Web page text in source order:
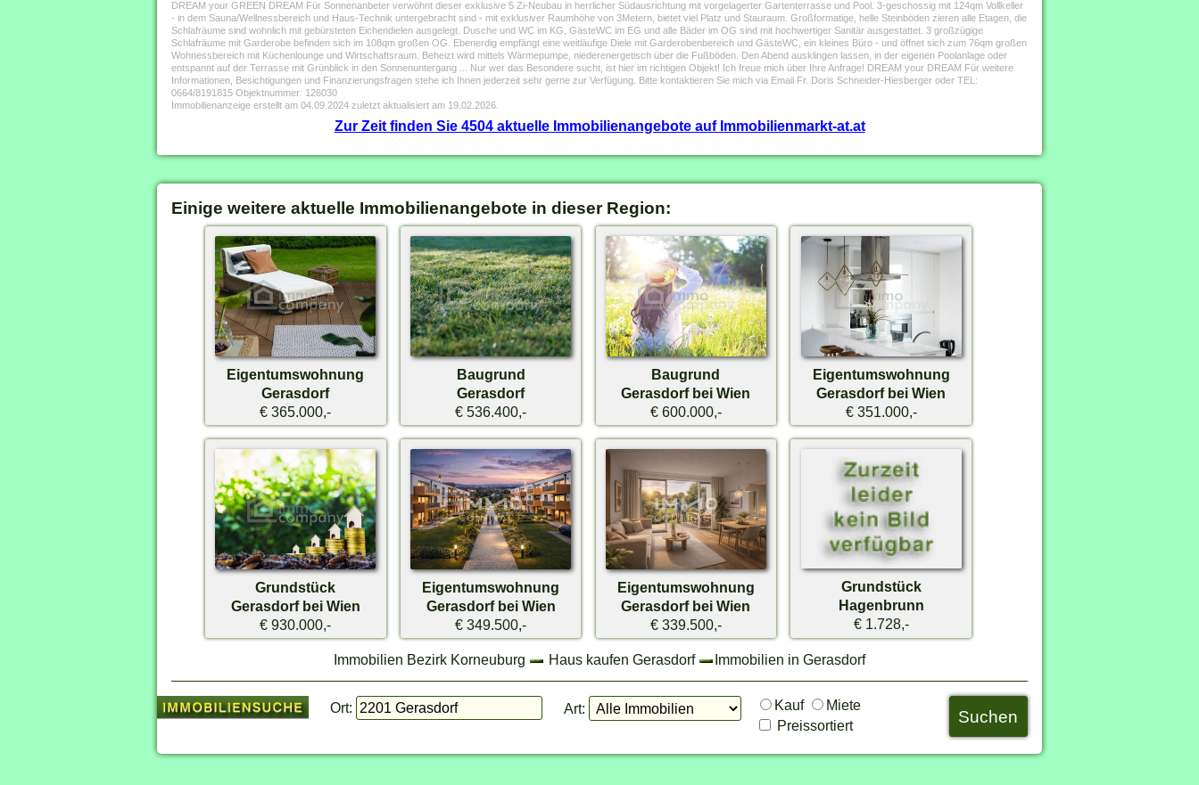
DREAM your GREEN DREAM Für Sonnenanbeter verwöhnt dieser exklusive 5 Zi-Neubau in herrlicher Südausrichtung mit vorgelagerter Gartenterrasse und Pool. 3-geschossig mit 124qm Vollkeller
- in dem Sauna/Wellnessbereich und Haus-Technik untergebracht sind - mit exklusiver Raumhöhe von 3Metern, bietet viel Platz und Stauraum. Großformatige, helle Steinböden zieren alle Etagen, die
Schlafräume sind wohnlich mit gebürsteten Eichendielen ausgelegt. Dusche und WC im KG, GästeWC im EG und alle Bäder im OG sind mit hochwertiger Sanitär ausgestattet. 3 großzügige
Schlafräume mit Garderobe befinden sich im 108qm großen OG. Ebenerdig empfängt eine weitläufige Diele mit Garderobenbereich und GästeWC, ein kleines Büro - und öffnet sich zum 76qm großen
Wohnessbereich mit Küchenlounge und Wirtschaftsraum. Beheizt wird mittels Wärmepumpe, niederenergetisch über die Fußböden. Den Abend ausklingen lassen, in der eigenen Poolanlage oder
entspannt auf der Terrasse mit Grünblick in den Sonnenuntergang ... Nur wer das Besondere sucht, ist hier im richtigen Objekt! Ich freue mich über Ihre Anfrage! DREAM your DREAM Für weitere
Informationen, Besichtigungen und Finanzierungsfragen stehe ich Ihnen jederzeit sehr gerne zur Verfügung. Bitte kontaktieren Sie mich via Email Fr. Doris Schneider-Hiesberger oder TEL:
0664/8191815 Objektnummer: 126030
Immobilienanzeige erstellt am 04.09.2024 zuletzt aktualisiert am 19.02.2026.
Zur Zeit finden Sie 4504 aktuelle Immobilienangebote auf Immobilienmarkt-at.at
Einige weitere aktuelle Immobilienangebote in dieser Region:
Eigentumswohnung
Gerasdorf
€ 365.000,-
Baugrund
Gerasdorf
€ 536.400,-
Baugrund
Gerasdorf bei Wien
€ 600.000,-
Eigentumswohnung
Gerasdorf bei Wien
€ 351.000,-
Grundstück
Gerasdorf bei Wien
€ 930.000,-
Eigentumswohnung
Gerasdorf bei Wien
€ 349.500,-
Eigentumswohnung
Gerasdorf bei Wien
€ 339.500,-
Grundstück
Hagenbrunn
€ 1.728,-
Immobilien Bezirk Korneuburg Haus kaufen Gerasdorf Immobilien in Gerasdorf
Ort: Art: Kauf
Miete
Preissortiert